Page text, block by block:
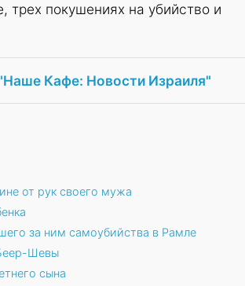
трех покушениях на убийство и
Кафе: Новости Израиля"
от рук своего мужа
за ним самоубийства в Рамле
Шевы
сына